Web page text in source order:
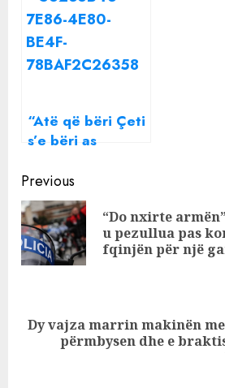
“Atë që bëri Çeti
s’e bëri as
Banorët
këmbëkryq me
raki: Rroftë
Kastrati
Continue
Reading
Previous
“Do nxirte
u pezullua pas
fqinjën për një
Next
Dy vajza marrin makinën
përmbysen dhe e